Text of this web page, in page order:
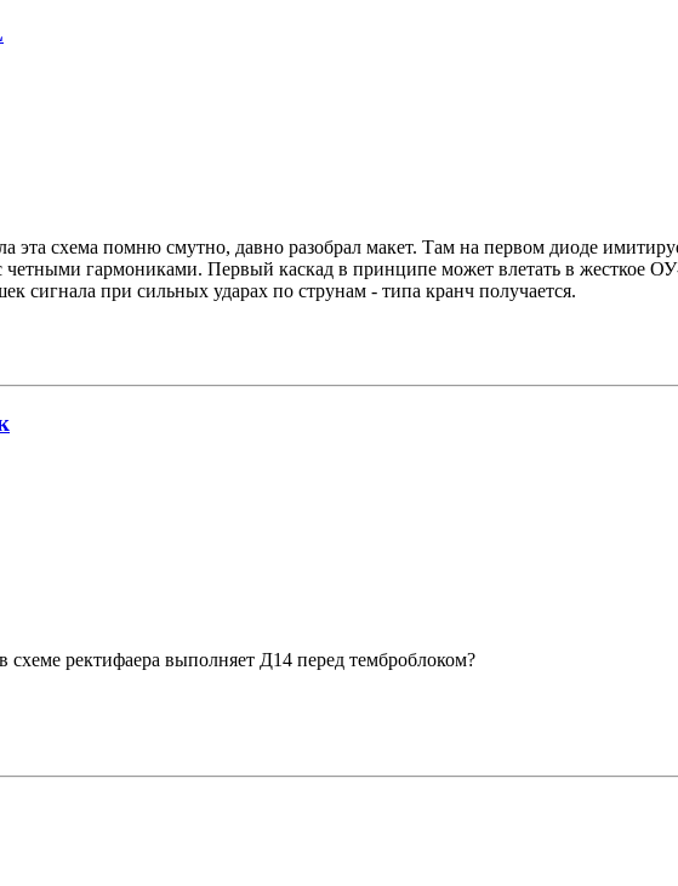
эта схема помню смутно, давно разобрал макет. Там на первом диоде
с четными гармониками. Первый каскад в принципе может влетать в жесткое
сигнала при сильных ударах по струнам - типа кранч получается.
ректифаера выполняет Д14 перед темброблоком?